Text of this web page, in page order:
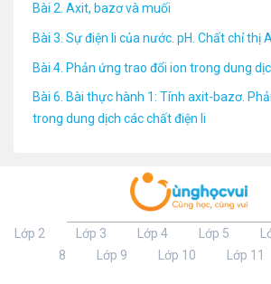
Bài 2. Axit, bazơ và muối
Bài 3. Sự điện li của nước. pH. Chất chỉ thị
Bài 4. Phản ứng trao đổi ion trong dung
Bài 6. Bài thực hành 1: Tính axit-bazơ.
trong dung dịch các chất điện li
Lớp 2 Lớp 3 Lớp 4 Lớp 5
8
Lớp 9 Lớp 10 Lớp 11